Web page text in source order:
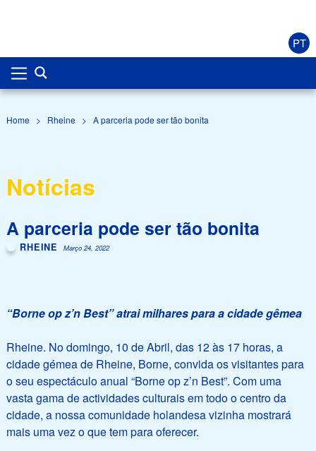
PT
Home > Rheine > A parceria pode ser tão bonita
Notícias
A parceria pode ser tão bonita
RHEINE Março 24, 2022
“Borne op z’n Best” atrai milhares para a cidade gêmea
Rheine. No domingo, 10 de Abril, das 12 às 17 horas, a
cidade gémea de Rheine, Borne, convida os visitantes para
o seu espectáculo anual “Borne op z’n Best”. Com uma
vasta gama de actividades culturais em todo o centro da
cidade, a nossa comunidade holandesa vizinha mostrará
mais uma vez o que tem para oferecer.